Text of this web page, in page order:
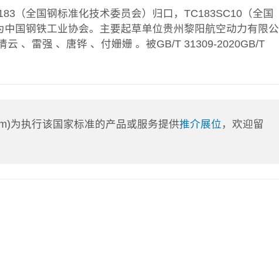
（全国钢标准化技术委员会）归口，TC183SC10（全国
国钢铁工业协会。主要起草单位贵州黎阳航空动力有限公
、雷强 、唐铧 、付姗姗 。被GB/T 31309-2020GB/T
为执行该国家标准的产品或服务提供推介展位 ，欢迎留